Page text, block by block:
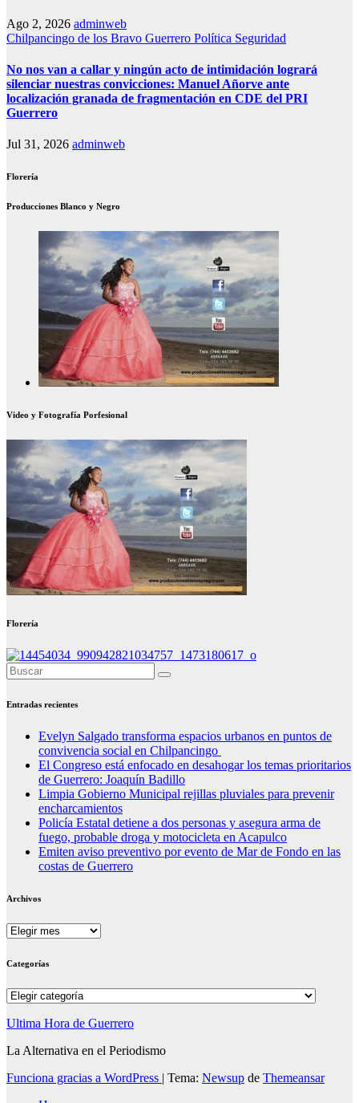
Ago 2, 2026 adminweb
Chilpancingo de los Bravo Guerrero Política Seguridad
No nos van a callar y ningún acto de intimidación logrará
silenciar nuestras convicciones: Manuel Añorve ante
localización granada de fragmentación en CDE del PRI
Guerrero
Jul 31, 2026 adminweb
Florería
Producciones Blanco y Negro
Video y Fotografía Porfesional
Florería
Entradas recientes
Evelyn Salgado transforma espacios urbanos en puntos de
convivencia social en Chilpancingo
El Congreso está enfocado en desahogar los temas prioritarios
de Guerrero: Joaquín Badillo
Limpia Gobierno Municipal rejillas pluviales para prevenir
encharcamientos
Policía Estatal detiene a dos personas y asegura arma de
fuego, probable droga y motocicleta en Acapulco
Emiten aviso preventivo por evento de Mar de Fondo en las
costas de Guerrero
Archivos
Archivos
Categorías
Categorías
Ultima Hora de Guerrero
La Alternativa en el Periodismo
Funciona gracias a WordPress | Tema: Newsup de Themeansar